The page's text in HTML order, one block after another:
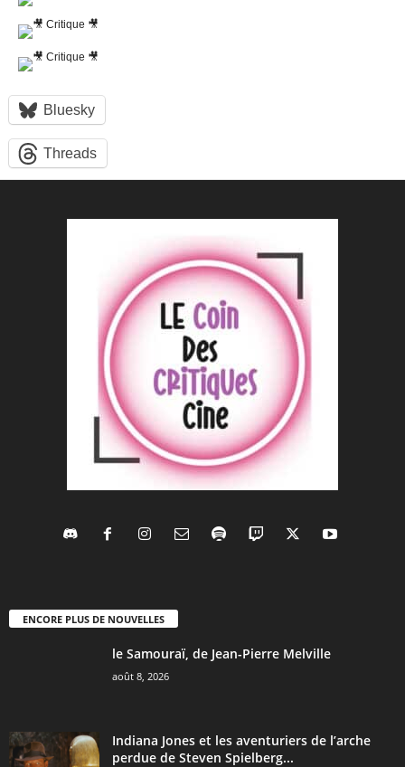
Bluesky
Threads
ENCORE PLUS DE NOUVELLES
le Samouraï, de Jean-Pierre Melville
août 8, 2026
Indiana Jones et les aventuriers de l’arche
perdue de Steven Spielberg...